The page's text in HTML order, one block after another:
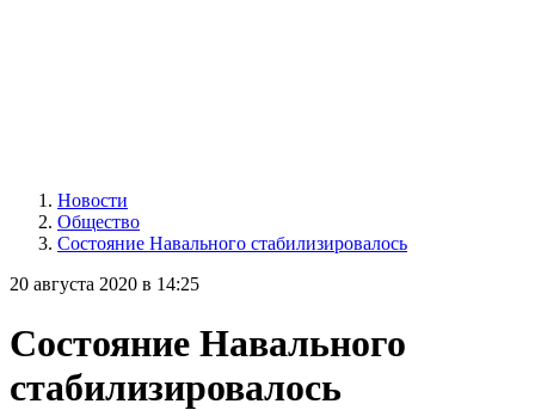
Новости
Общество
Состояние Навального стабилизировалось
20 августа 2020 в 14:25
Состояние Навального
стабилизировалось